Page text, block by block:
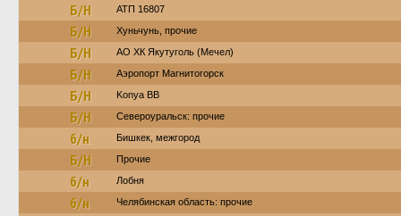
Б/Н АТП 16807
Б/Н Хуньчунь, прочие
Б/Н АО ХК Якутуголь (Мечел)
Б/Н Аэропорт Магнитогорск
Б/Н Konya BB
Б/Н Североуральск: прочие
б/н Бишкек, межгород
Б/Н Прочие
б/н Лобня
б/н Челябинская область: прочие